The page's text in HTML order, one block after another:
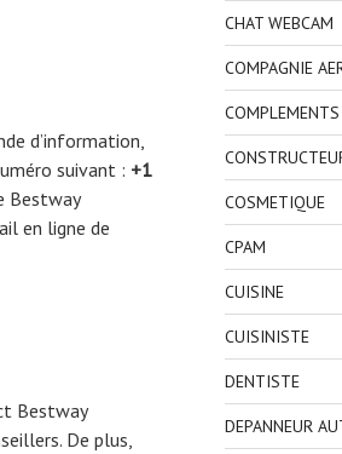
d’information,
suivant : +1
Bestway
en ligne de
Bestway
De plus,
CHAT WEBCAM
COMPAGNIE
COSMETIQUE
CPAM
CUISINE
CUISINISTE
DENTISTE
DEPANNEUR